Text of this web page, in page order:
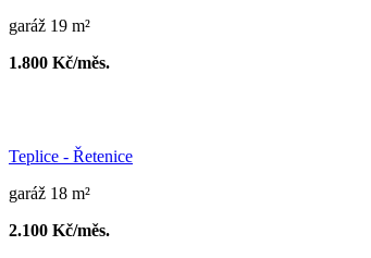
garáž 19 m²
1.800 Kč/měs.
Teplice - Řetenice
garáž 18 m²
2.100 Kč/měs.